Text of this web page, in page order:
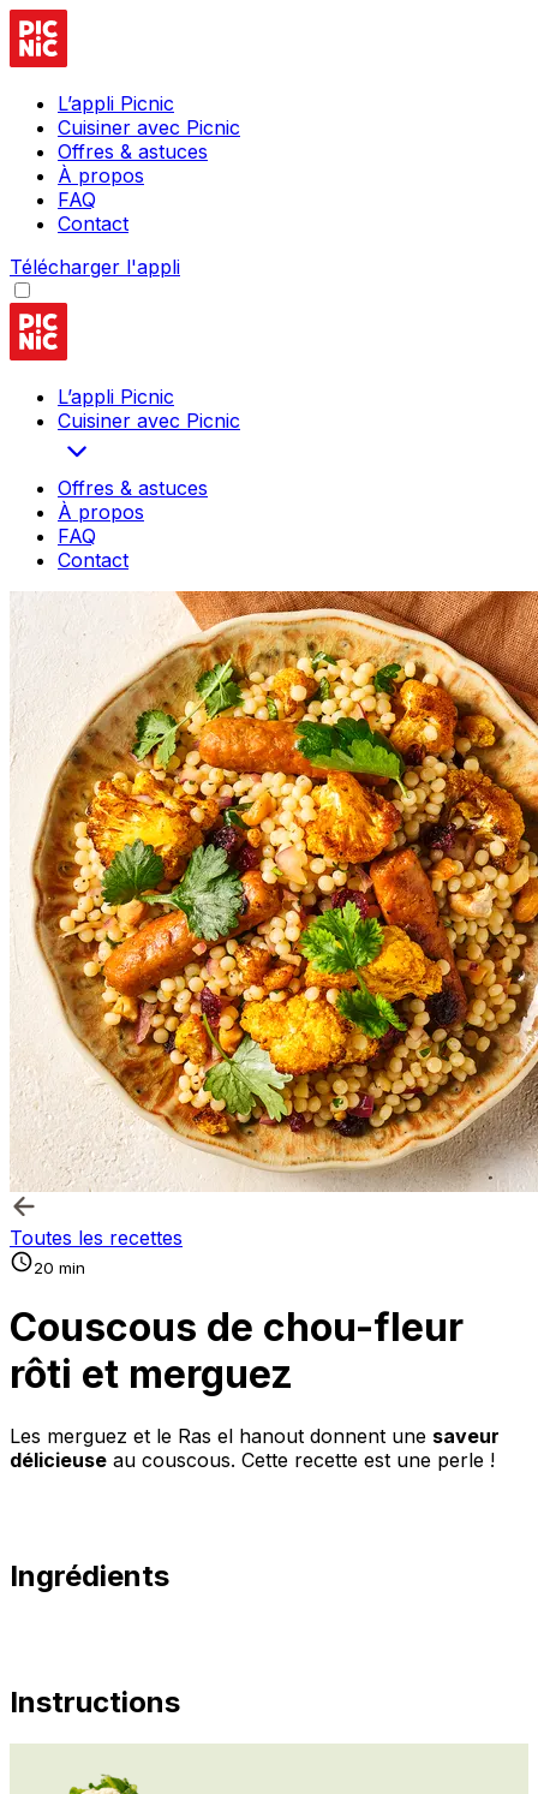
L’appli Picnic
Cuisiner avec Picnic
Offres & astuces
À propos
FAQ
Contact
Télécharger l'appli
L’appli Picnic
Cuisiner avec Picnic
Offres & astuces
À propos
FAQ
Contact
Toutes les recettes
20 min
Couscous de chou-fleur
rôti et merguez
Les merguez et le Ras el hanout donnent une saveur
délicieuse au couscous. Cette recette est une perle !
Ingrédients
Instructions